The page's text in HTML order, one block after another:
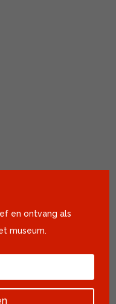
en ontvang als
museum.